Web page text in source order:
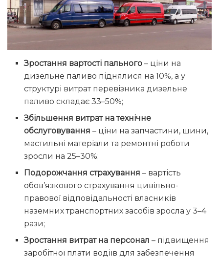
Зростання вартості пального – ціни на
дизельне паливо піднялися на 10%, а у
структурі витрат перевізника дизельне
паливо складає 33–50%;
Збільшення витрат на технічне
обслуговування – ціни на запчастини, шини,
мастильні матеріали та ремонтні роботи
зросли на 25–30%;
Подорожчання страхування – вартість
обов’язкового страхування цивільно-
правової відповідальності власників
наземних транспортних засобів зросла у 3–4
рази;
Зростання витрат на персонал – підвищення
заробітної плати водіїв для забезпечення